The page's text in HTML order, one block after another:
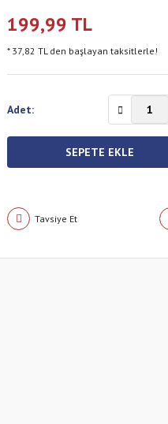
199,99 TL
* 37,82 TL den başlayan taksitlerle!
Adet:
SEPETE EKLE
Tavsiye Et